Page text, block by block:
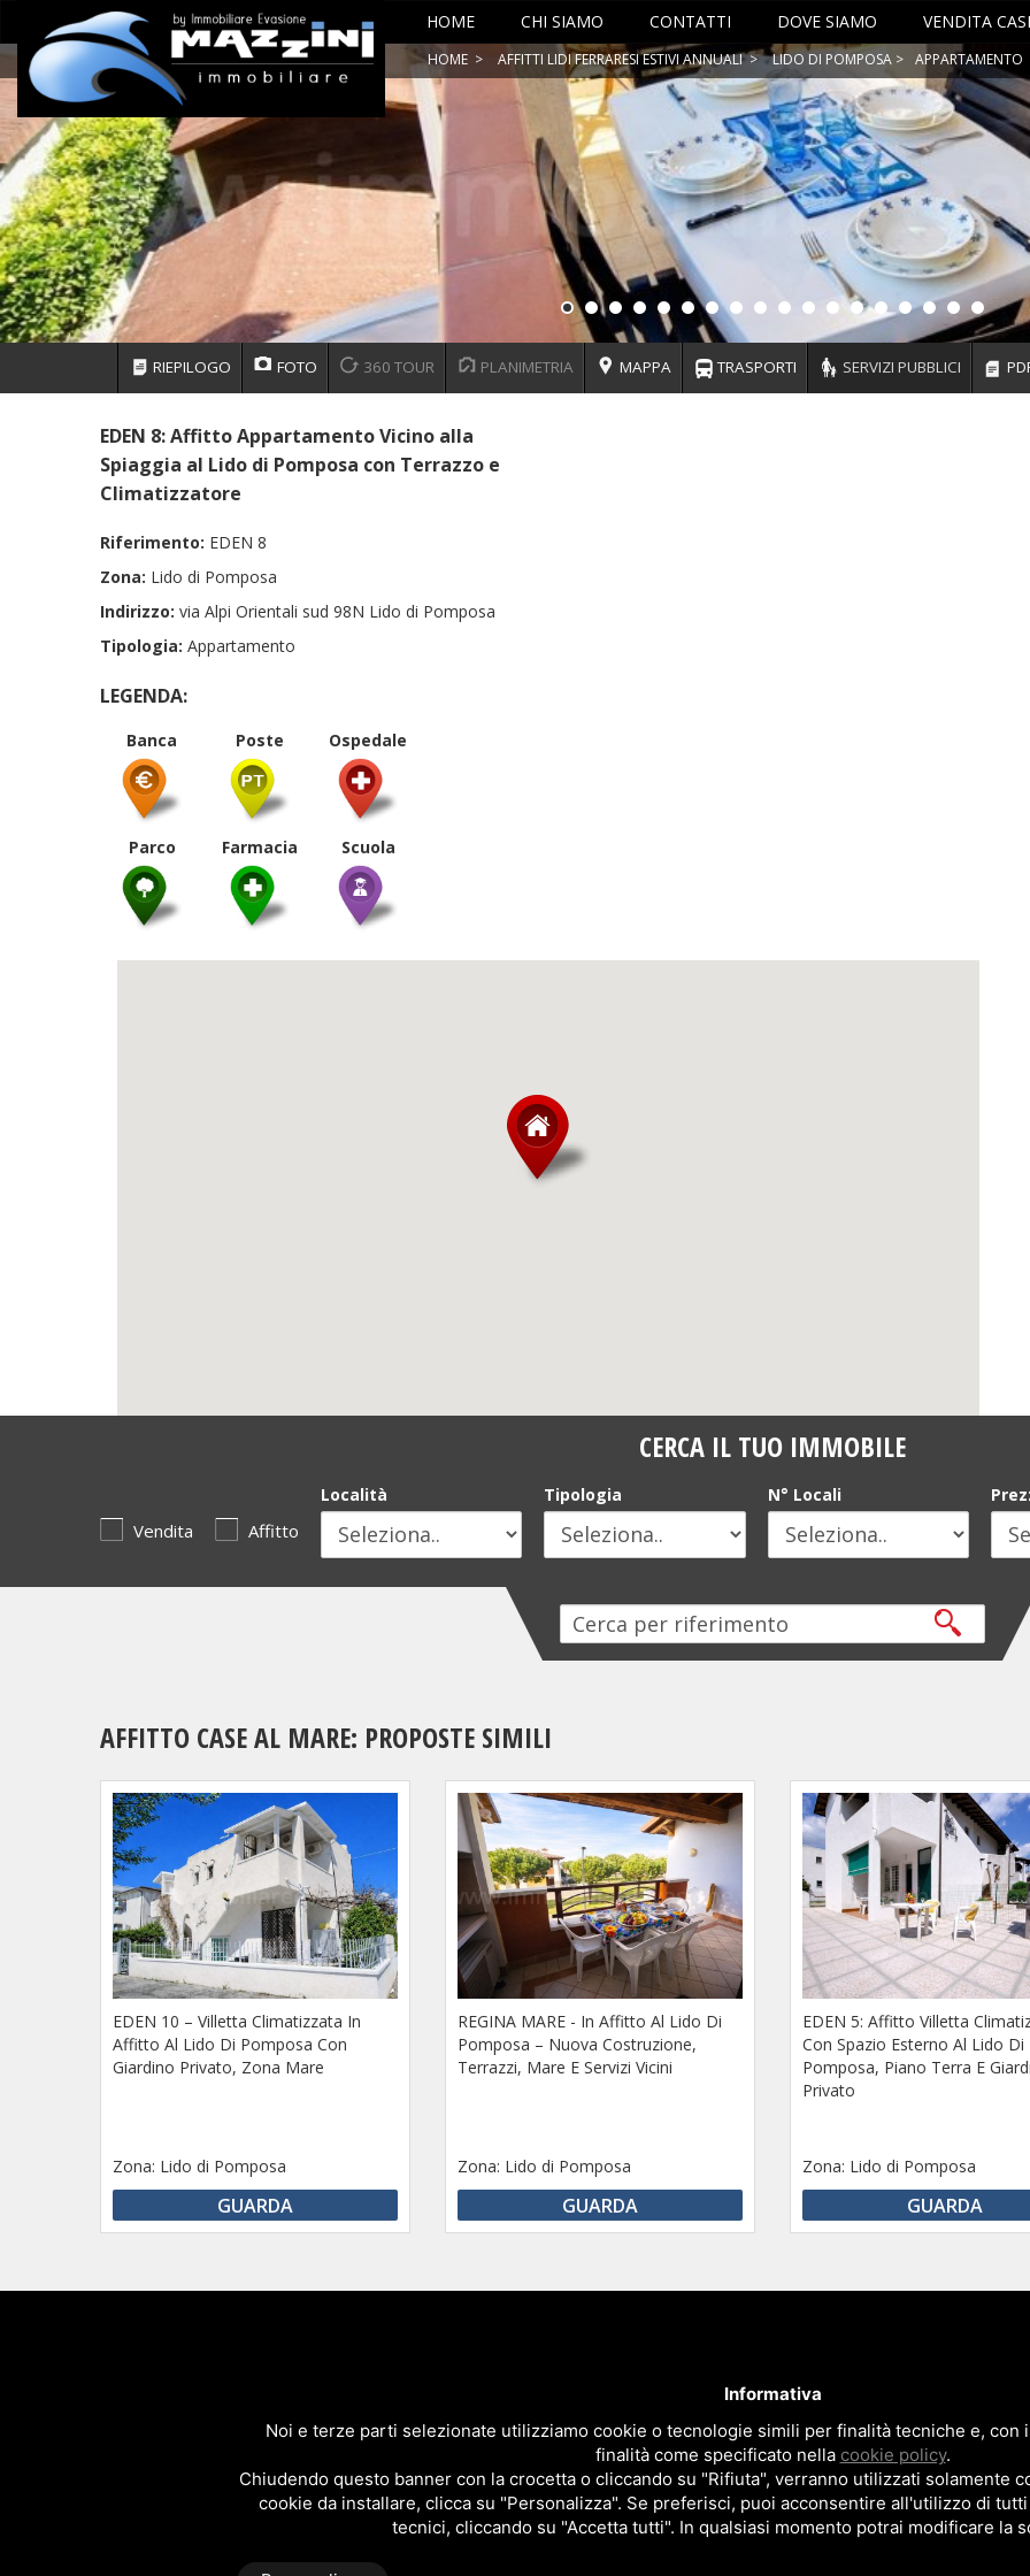
HOME CHI SIAMO CONTATTI DOVE SIAMO VENDITA
HOME > AFFITTI LIDI FERRARESI ESTIVI ANNUALI > LIDO DI POMPOSA > APPARTAMENTO
RIEPILOGO FOTO 360 TOUR PLANIMETRIA MAPPA TRASPORTI SERVIZI PUBBLICI
EDEN 8: Affitto Appartamento Vicino alla
Spiaggia al Lido di Pomposa con Terrazzo e
Climatizzatore
Riferimento: EDEN 8
Zona: Lido di Pomposa
Indirizzo: via Alpi Orientali sud 98N Lido di Pomposa
Tipologia: Appartamento
LEGENDA:
Banca Poste Ospedale
Parco Farmacia Scuola
CERCA IL TUO IMMOBILE
Vendita Affitto
Località Tipologia N° Locali
AFFITTO CASE AL MARE: PROPOSTE SIMILI
EDEN 10 – Villetta Climatizzata In
Affitto Al Lido Di Pomposa Con
Giardino Privato, Zona Mare
Zona: Lido di Pomposa
GUARDA
REGINA MARE - In Affitto Al Lido Di
Pomposa – Nuova Costruzione,
Terrazzi, Mare E Servizi Vicini
Zona: Lido di Pomposa
GUARDA
EDEN 5: Affitto Villetta
Con Spazio Esterno Al Lido Di
Pomposa, Piano Terra E
Privato
Zona: Lido di Pomposa
GUARDA
Affitti e Vendite appartamenti, villette, case vacanze fronte mare al Lido di
C.F. e P.IVA 01894670387 - Numero REA:FE - 207643
Tel.+39 0533.381937 - Fax.+39 0533.388231 - Emailinfo@immobiliaremazzini.it
Privacy policy|Cookie policy| Note legali
Sito realizzato daTopsuimotori
Informativa
Noi e terze parti selezionate utilizziamo cookie o tecnologie simili per finalità tecniche e, con
finalità come specificato nella cookie policy.
Chiudendo questo banner con la crocetta o cliccando su "Rifiuta", verranno utilizzati solamente
cookie da installare, clicca su "Personalizza". Se preferisci, puoi acconsentire all'utilizzo di
tecnici, cliccando su "Accetta tutti". In qualsiasi momento potrai modificare la